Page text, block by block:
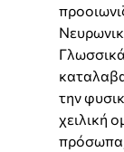
την
χειλική
πρόσωπα,